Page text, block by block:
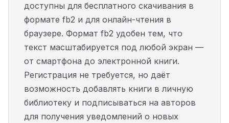
доступны для бесплатного скачивания в
формате fb2 и для онлайн-чтения в
браузере. Формат fb2 удобен тем, что
текст масштабируется под любой экран —
от смартфона до электронной книги.
Регистрация не требуется, но даёт
возможность добавлять книги в личную
библиотеку и подписываться на авторов
для получения уведомлений о новых